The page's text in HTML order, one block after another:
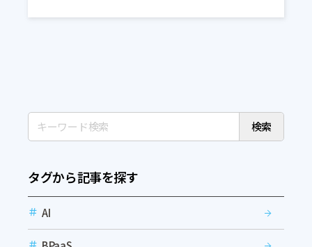
検索
タグから記事を探す
AI